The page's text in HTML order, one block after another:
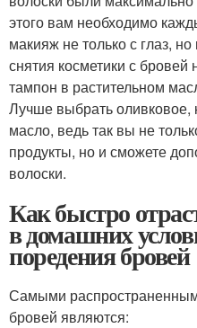
этого вам необходимо
макияж не только с глаз,
снятия косметики с
тампон в растительном
Лучше выбрать оливковое,
масло, ведь так вы не
продукты, но и сможете
волоски.
Как быстро
в домашних
поредения бровей
Самыми
бровей являются: